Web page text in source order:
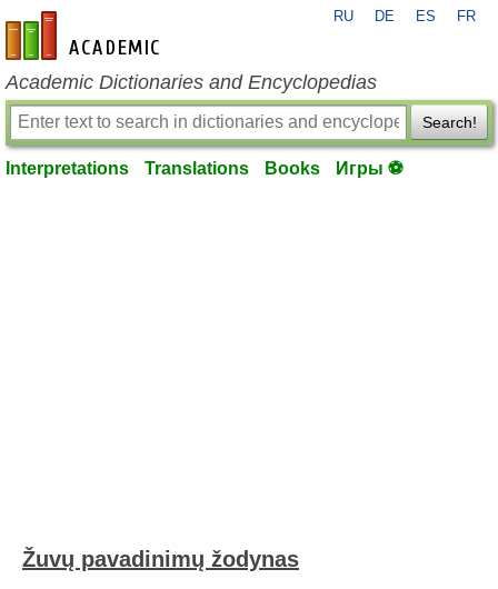
en-academic.com
RU DE ES FR
Academic Dictionaries and Encyclopedias
Search!
Interpretations Translations Books Игры ⚽
Žuvų pavadinimų žodynas